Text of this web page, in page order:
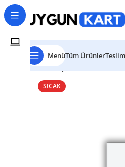
MenüTüm Ürünler
Ana Sayfa
SICAK